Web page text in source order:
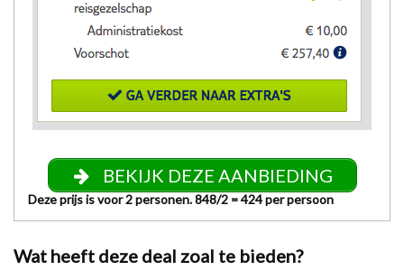
BEKIJK DEZE AANBIEDING
Deze prijs is voor 2 personen. 848/2 = 424 per persoon
Wat heeft deze deal zoal te bieden?